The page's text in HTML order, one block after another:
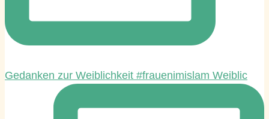
Gedanken zur Weiblichkeit #frauenimislam Weiblic